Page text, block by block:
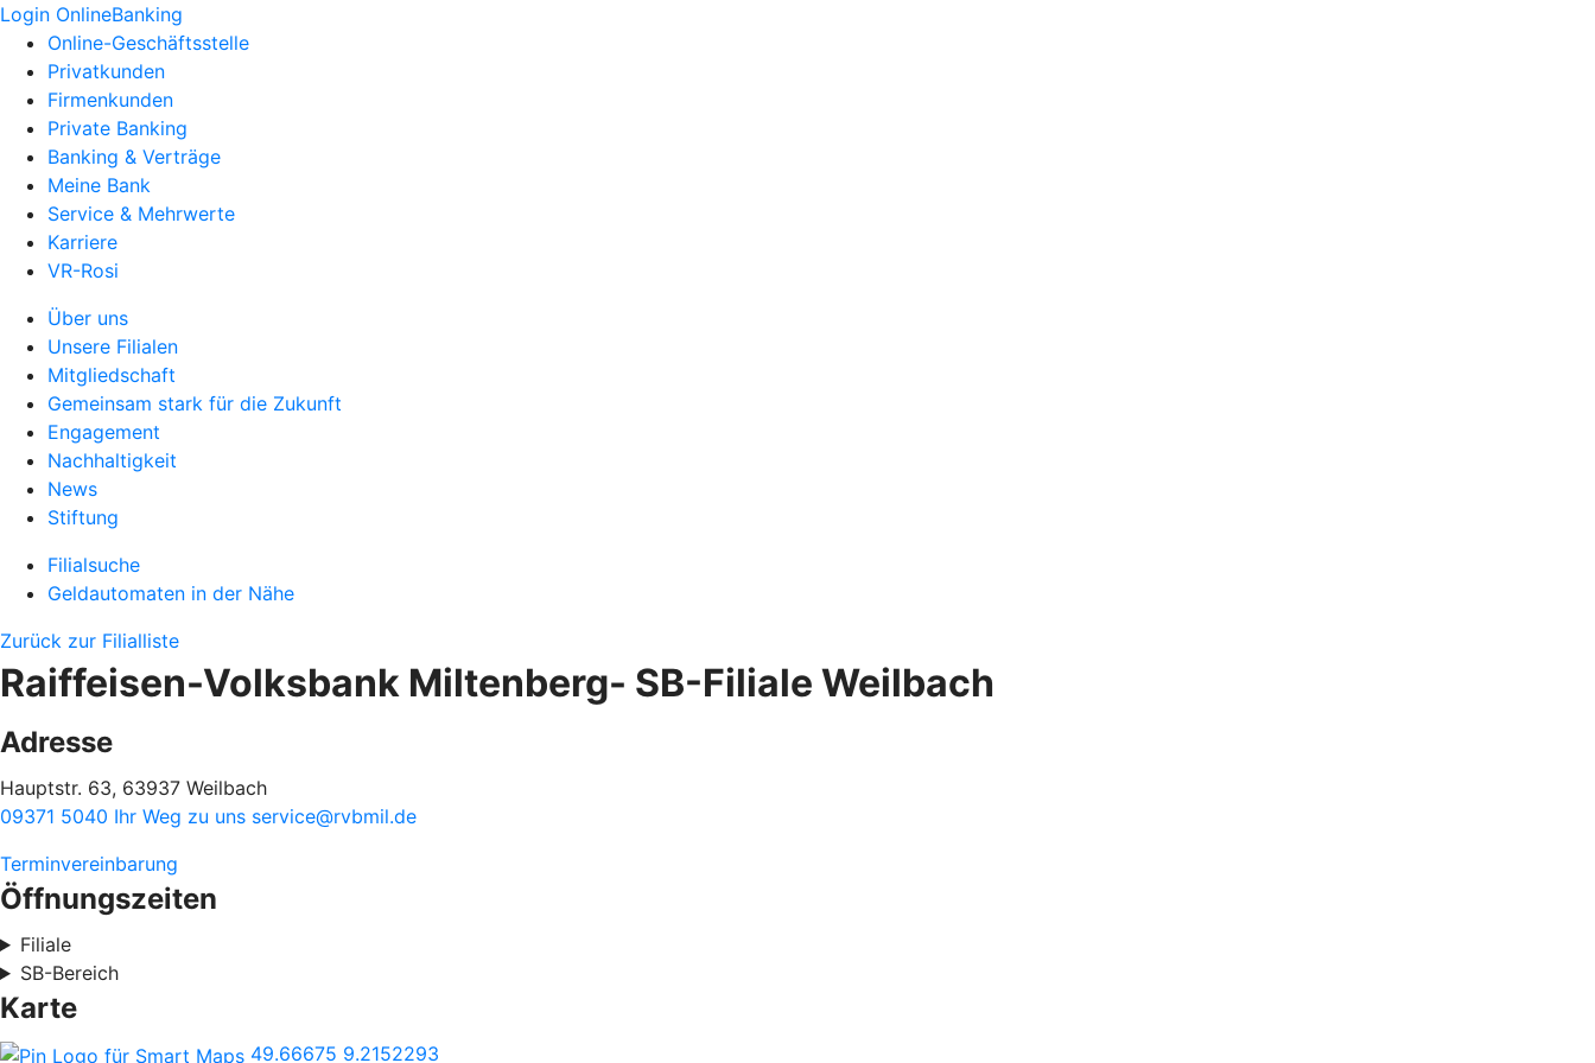
Login OnlineBanking
Online-Geschäftsstelle
Privatkunden
Firmenkunden
Private Banking
Banking & Verträge
Meine Bank
Service & Mehrwerte
Karriere
VR-Rosi
Über uns
Unsere Filialen
Mitgliedschaft
Gemeinsam stark für die Zukunft
Engagement
Nachhaltigkeit
News
Stiftung
Filialsuche
Geldautomaten in der Nähe
Zurück zur Filialliste
Raiffeisen-Volksbank Miltenberg- SB-Filiale Weilbach
Adresse
Hauptstr. 63, 63937 Weilbach
09371 5040 Ihr Weg zu uns service@rvbmil.de
Terminvereinbarung
Öffnungszeiten
Filiale
SB-Bereich
Karte
49.66675 9.2152293